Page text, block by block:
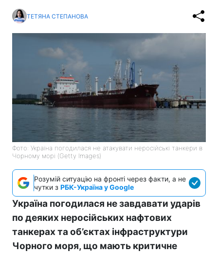
ТЕТЯНА СТЕПАНОВА
Фото: Україна погодилася не атакувати неросійські танкери в
Чорному морі (Getty Images)
Розумій ситуацію на фронті через факти, а не
чутки з РБК-Україна у Google
Україна погодилася не завдавати ударів
по деяких неросійських нафтових
танкерах та об’єктах інфраструктури
Чорного моря, що мають критичне